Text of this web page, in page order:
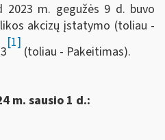
2023 m. gegužės 9 d. buvo
akcizų įstatymo (toliau -
[1]
(toliau - Pakeitimas).
m. sausio 1 d.: